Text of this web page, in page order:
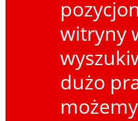
witryny
dużo